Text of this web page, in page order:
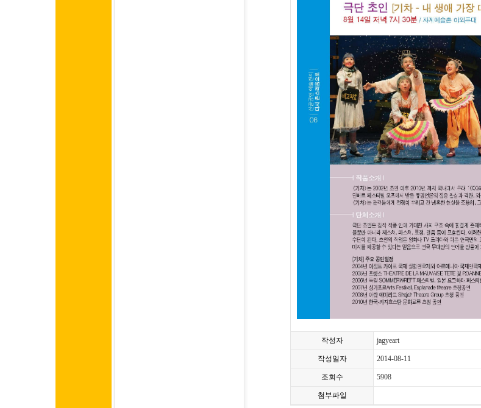
작성자 jagyeart
작성일자 2014-08-11
조회수 5908
첨부파일